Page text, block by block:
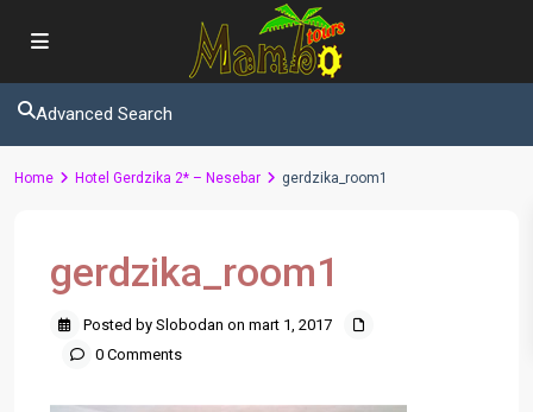
Advanced Search
Home Hotel Gerdzika 2* – Nesebar gerdzika_room1
gerdzika_room1
Posted by Slobodan on mart 1, 2017
0 Comments